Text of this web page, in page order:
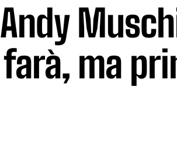
Andy
farà, ma